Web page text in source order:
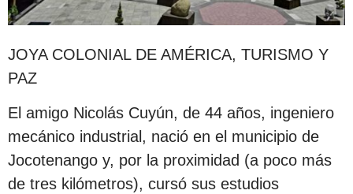
JOYA COLONIAL DE AMÉRICA, TURISMO Y
PAZ
El amigo Nicolás Cuyún, de 44 años, ingeniero
mecánico industrial, nació en el municipio de
Jocotenango y, por la proximidad (a poco más
de tres kilómetros), cursó sus estudios